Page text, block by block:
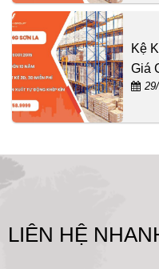
Kệ
Giá
LIÊN HỆ